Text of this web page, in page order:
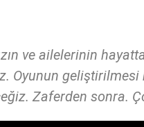
ve ailelerinin
Oyunun geliştirilmesi
Zaferden sonra.